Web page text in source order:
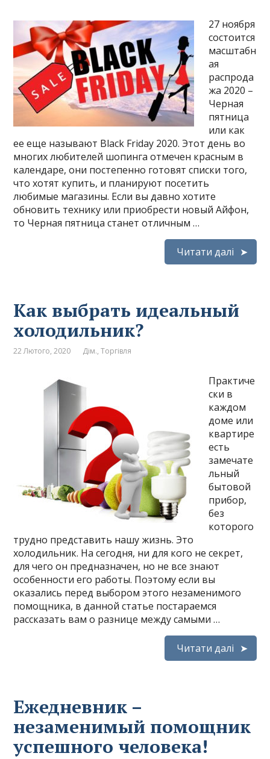
27 ноября
состоится
масштабн
ая
распрода
жа 2020 –
Черная
пятница
или как
ее еще называют Black Friday 2020. Этот день во
многих любителей шопинга отмечен красным в
календаре, они постепенно готовят списки того,
что хотят купить, и планируют посетить
любимые магазины. Если вы давно хотите
обновить технику или приобрести новый Айфон,
то Черная пятница станет отличным …
Читати далі
Как выбрать идеальный
холодильник?
22 Лютого, 2020 Дім.,Торгівля
Практиче
ски в
каждом
доме или
квартире
есть
замечате
льный
бытовой
прибор,
без
которого
трудно представить нашу жизнь. Это
холодильник. На сегодня, ни для кого не секрет,
для чего он предназначен, но не все знают
особенности его работы. Поэтому если вы
оказались перед выбором этого незаменимого
помощника, в данной статье постараемся
рассказать вам о разнице между самыми …
Читати далі
Ежедневник –
незаменимый помощник
успешного человека!